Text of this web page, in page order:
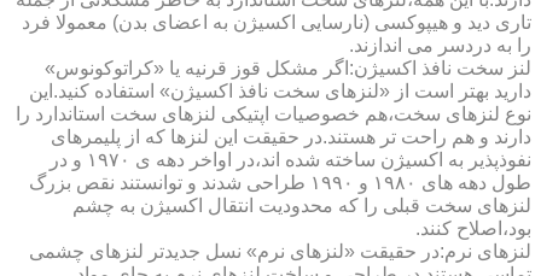
تاری دید و هیپوکسی (نارسایی اکسیژن به اعضای بدن) معمولا فرد
را به دردسر می اندازند.
لنز سخت نافذ اکسیژن:اگر مشکل قوز قرنیه یا «کراتوکونوس»
دارید بهتر است از «لنزهای سخت نافذ اکسیژن» استفاده کنید.این
نوع لنزهای سخت،هم خصوصیات اپتیکی لنزهای سخت استاندارد را
دارند و هم راحت تر هستند.در حقیقت این لنزها که از پلیمرهای
نفوذپذیر به اکسیژن ساخته شده اند،در اواخر دهه ی ۱۹۷۰ و در
طول دهه های ۱۹۸۰ و ۱۹۹۰ طراحی شدند و توانستند نقص بزرگ
لنزهای سخت قبلی را که محدودیت انتقال اکسیژن به چشم
بود،اصلاح کنند.
لنزهای نرم:در حقیقت «لنزهای نرم» نسل جدیدتر لنزهای چشمی